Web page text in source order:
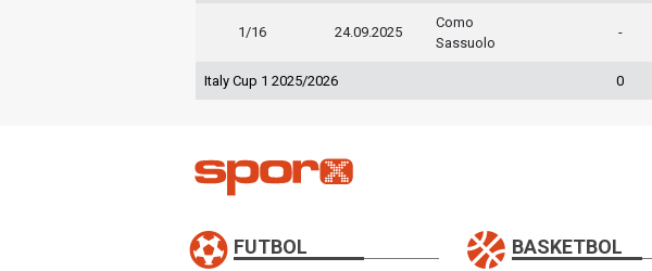
1/16 24.09.2025
Como
Sassuolo
-
Italy Cup 1 2025/2026 0
FUTBOL BASKETBOL